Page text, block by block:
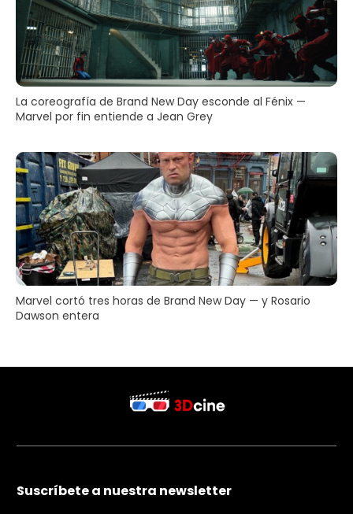
La coreografía de Brand New Day esconde al Fénix —
Marvel por fin entiende a Jean Grey
Marvel cortó tres horas de Brand New Day — y Rosario
Dawson entera
Suscríbete a nuestra newsletter